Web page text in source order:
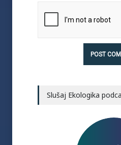
Slušaj Ekologika